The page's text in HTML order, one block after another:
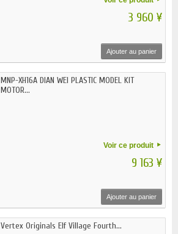
3 960 ¥
Ajouter au panier
MNP-XH16A DIAN WEI PLASTIC MODEL KIT
MOTOR...
Voir ce produit
9 163 ¥
Ajouter au panier
Vertex Originals Elf Village Fourth...